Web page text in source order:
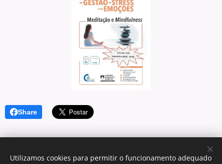
Share
Utilizamos cookies para permitir o funcionamento adequado